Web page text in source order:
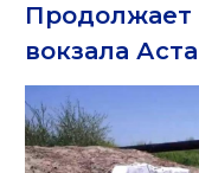
Продолжает
вокзала